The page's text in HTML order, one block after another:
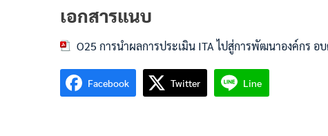
เอกสารแนบ
O25 การนำผลการประเมิน ITA ไปสู่การพัฒนาองค์กร อ
Facebook Twitter Line